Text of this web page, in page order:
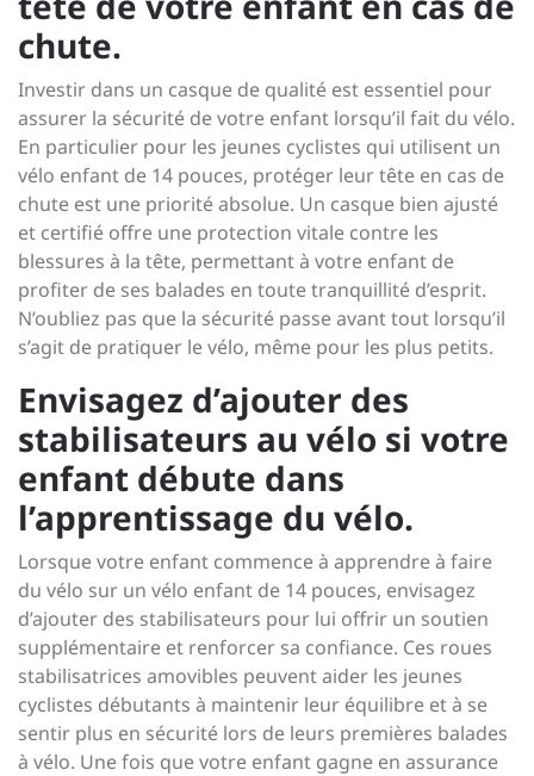
chute.
Investir dans un casque de qualité est essentiel pour
assurer la sécurité de votre enfant lorsqu’il fait du vélo.
En particulier pour les jeunes cyclistes qui utilisent un
vélo enfant de 14 pouces, protéger leur tête en cas de
chute est une priorité absolue. Un casque bien ajusté
et certifié offre une protection vitale contre les
blessures à la tête, permettant à votre enfant de
profiter de ses balades en toute tranquillité d’esprit.
N’oubliez pas que la sécurité passe avant tout lorsqu’il
s’agit de pratiquer le vélo, même pour les plus petits.
Envisagez d’ajouter des
stabilisateurs au vélo si votre
enfant débute dans
l’apprentissage du vélo.
Lorsque votre enfant commence à apprendre à faire
du vélo sur un vélo enfant de 14 pouces, envisagez
d’ajouter des stabilisateurs pour lui offrir un soutien
supplémentaire et renforcer sa confiance. Ces roues
stabilisatrices amovibles peuvent aider les jeunes
cyclistes débutants à maintenir leur équilibre et à se
sentir plus en sécurité lors de leurs premières balades
à vélo. Une fois que votre enfant gagne en assurance